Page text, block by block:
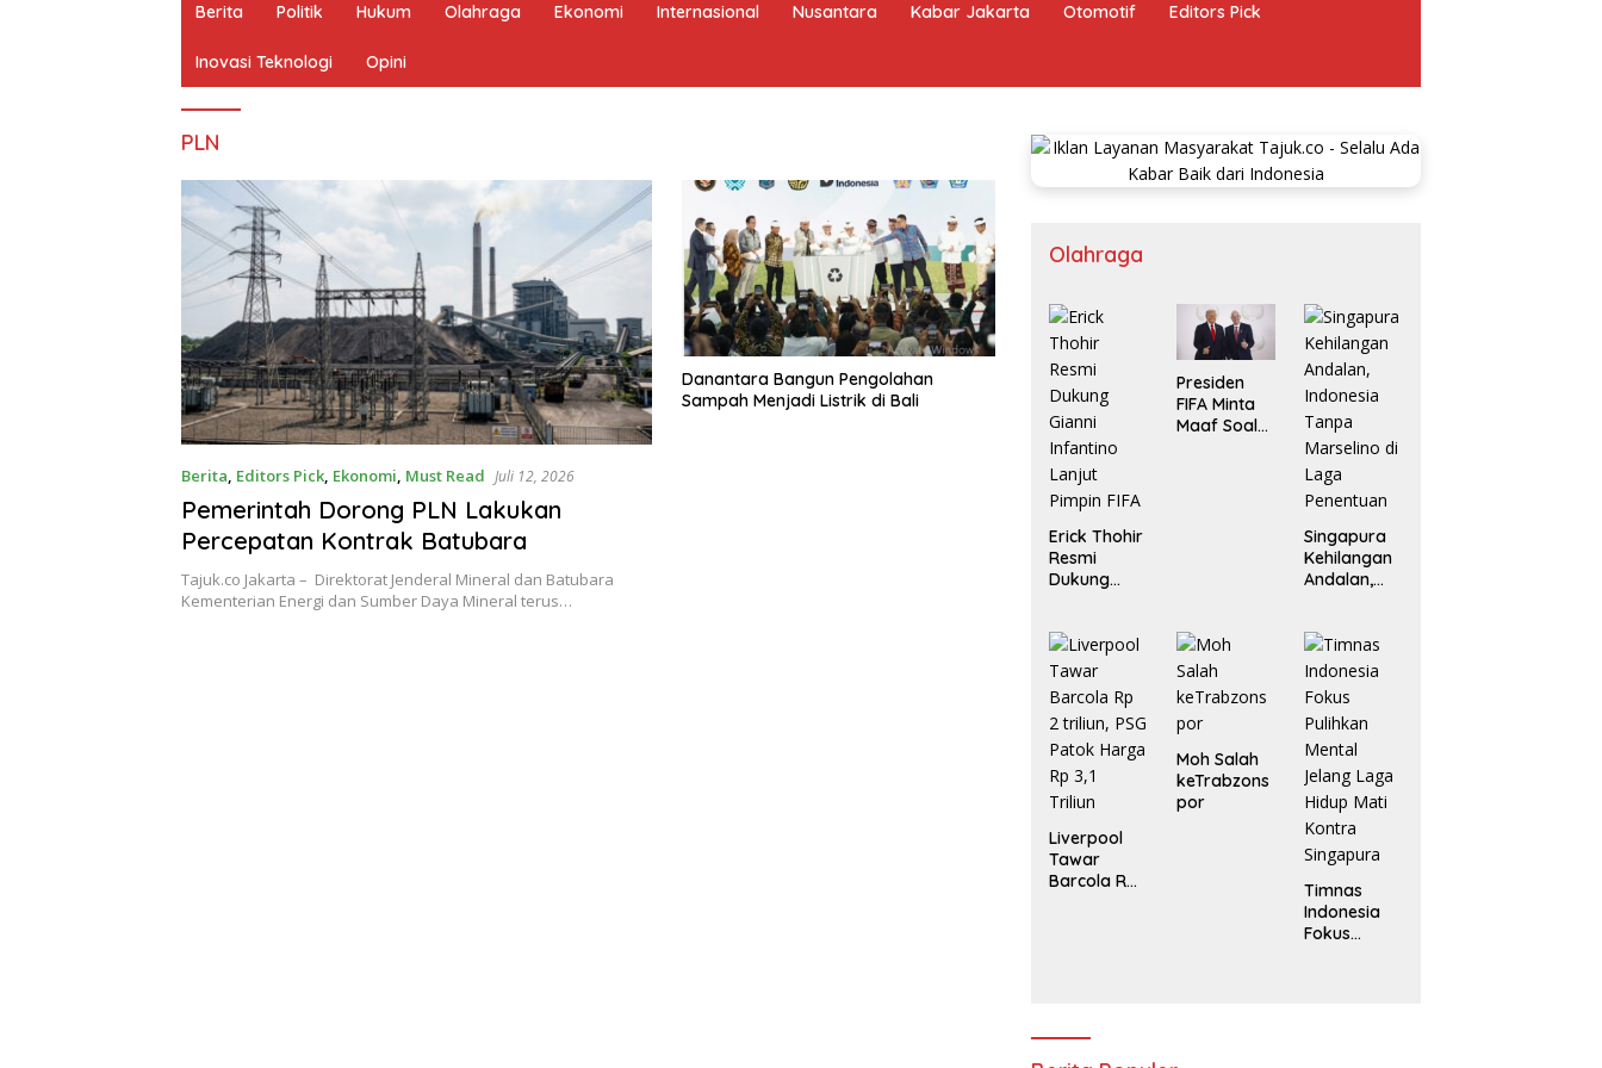
Berita Politik Hukum Olahraga Ekonomi Internasional Nusantara Kabar Jakarta Otomotif Editors Pick
Inovasi Teknologi Opini
PLN
Berita, Editors Pick, Ekonomi, Must Read Juli 12, 2026
Pemerintah Dorong PLN Lakukan
Percepatan Kontrak Batubara
Tajuk.co Jakarta – Direktorat Jenderal Mineral dan Batubara
Kementerian Energi dan Sumber Daya Mineral terus…
Danantara Bangun Pengolahan
Sampah Menjadi Listrik di Bali
Olahraga
Erick Thohir
Resmi
Dukung
Lanjut
Pimpin FIFA
Presiden
FIFA Minta
Maaf Soal
Singapura
Kehilangan
Andalan,
Marselino di
Laga
Penentuan
Liverpool
Tawar
Barcola Rp
Moh Salah
keTrabzons
por
Timnas
Indonesia
Fokus